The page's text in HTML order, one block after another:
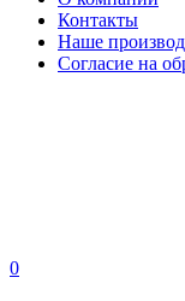
Контакты
Наше
Согласие на
0